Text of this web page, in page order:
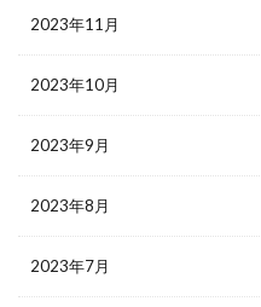
2023年11月
2023年10月
2023年9月
2023年8月
2023年7月